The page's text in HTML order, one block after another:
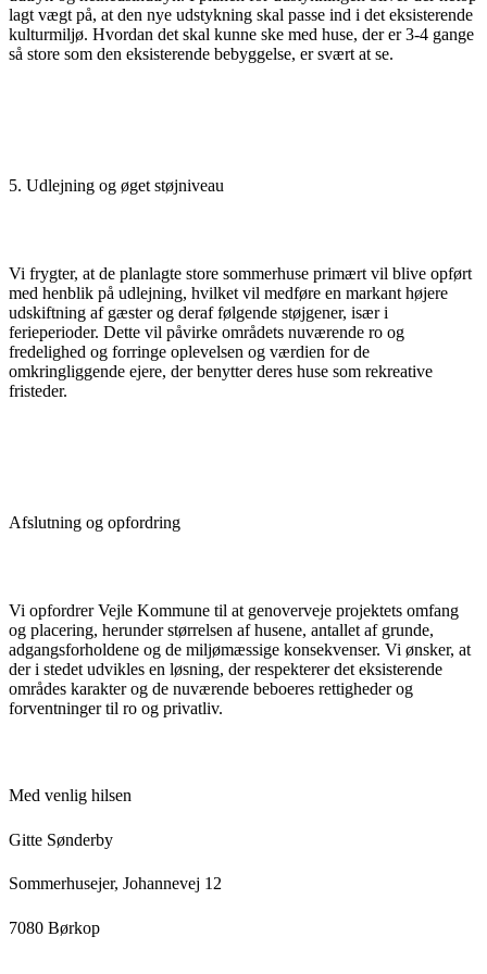
lagt vægt på, at den nye udstykning skal passe ind i det eksisterende
kulturmiljø. Hvordan det skal kunne ske med huse, der er 3-4 gange
så store som den eksisterende bebyggelse, er svært at se.
5. Udlejning og øget støjniveau
Vi frygter, at de planlagte store sommerhuse primært vil blive opført
med henblik på udlejning, hvilket vil medføre en markant højere
udskiftning af gæster og deraf følgende støjgener, især i
ferieperioder. Dette vil påvirke områdets nuværende ro og
fredelighed og forringe oplevelsen og værdien for de
omkringliggende ejere, der benytter deres huse som rekreative
fristeder.
Afslutning og opfordring
Vi opfordrer Vejle Kommune til at genoverveje projektets omfang
og placering, herunder størrelsen af husene, antallet af grunde,
adgangsforholdene og de miljømæssige konsekvenser. Vi ønsker, at
der i stedet udvikles en løsning, der respekterer det eksisterende
områdes karakter og de nuværende beboeres rettigheder og
forventninger til ro og privatliv.
Med venlig hilsen
Gitte Sønderby
Sommerhusejer, Johannevej 12
7080 Børkop